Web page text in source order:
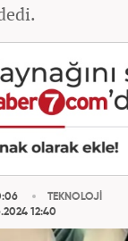
12:40
TEKNOLOJİ